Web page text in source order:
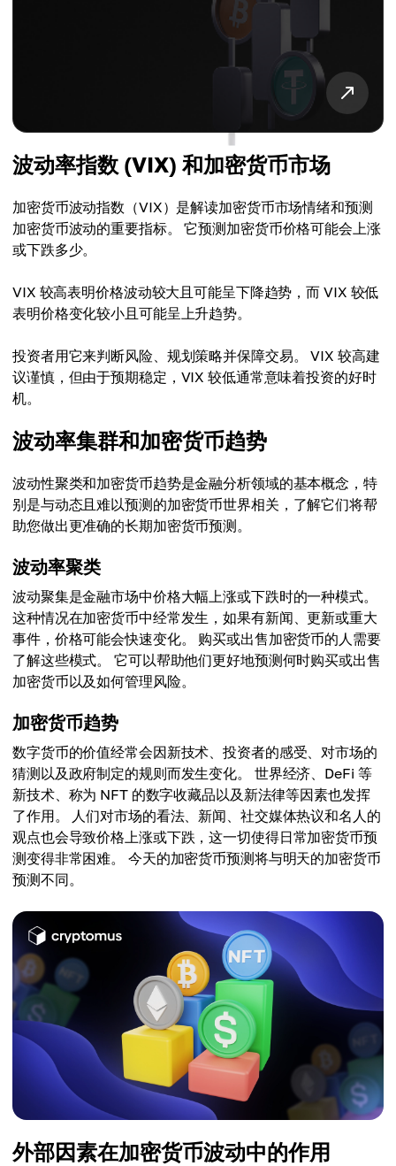
波动率指数 (VIX) 和加密货币市场
加密货币波动指数（VIX）是解读加密货币市场情绪和预测
加密货币波动的重要指标。 它预测加密货币价格可能会上涨
或下跌多少。
VIX 较高表明价格波动较大且可能呈下降趋势，而 VIX 较低
表明价格变化较小且可能呈上升趋势。
投资者用它来判断风险、规划策略并保障交易。 VIX 较高建
议谨慎，但由于预期稳定，VIX 较低通常意味着投资的好时
机。
波动率集群和加密货币趋势
波动性聚类和加密货币趋势是金融分析领域的基本概念，特
别是与动态且难以预测的加密货币世界相关，了解它们将帮
助您做出更准确的长期加密货币预测。
波动率聚类
波动聚集是金融市场中价格大幅上涨或下跌时的一种模式。
这种情况在加密货币中经常发生，如果有新闻、更新或重大
事件，价格可能会快速变化。 购买或出售加密货币的人需要
了解这些模式。 它可以帮助他们更好地预测何时购买或出售
加密货币以及如何管理风险。
加密货币趋势
数字货币的价值经常会因新技术、投资者的感受、对市场的
猜测以及政府制定的规则而发生变化。 世界经济、DeFi 等
新技术、称为 NFT 的数字收藏品以及新法律等因素也发挥
了作用。 人们对市场的看法、新闻、社交媒体热议和名人的
观点也会导致价格上涨或下跌，这一切使得日常加密货币预
测变得非常困难。 今天的加密货币预测将与明天的加密货币
预测不同。
外部因素在加密货币波动中的作用